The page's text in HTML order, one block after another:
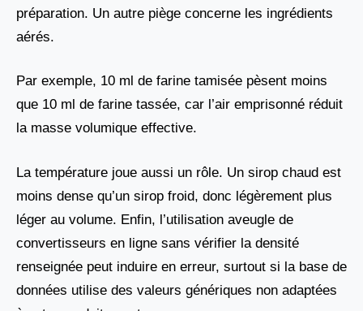
préparation. Un autre piège concerne les ingrédients
aérés.
Par exemple, 10 ml de farine tamisée pèsent moins
que 10 ml de farine tassée, car l’air emprisonné réduit
la masse volumique effective.
La température joue aussi un rôle. Un sirop chaud est
moins dense qu’un sirop froid, donc légèrement plus
léger au volume. Enfin, l’utilisation aveugle de
convertisseurs en ligne sans vérifier la densité
renseignée peut induire en erreur, surtout si la base de
données utilise des valeurs génériques non adaptées